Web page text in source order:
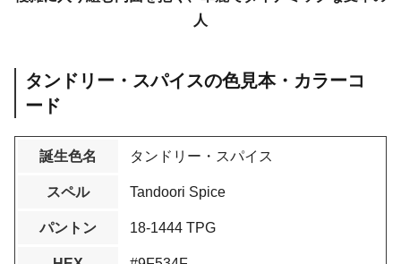
人
タンドリー・スパイスの色見本・カラーコ
ード
誕生色名 タンドリー・スパイス
スペル Tandoori Spice
パントン 18-1444 TPG